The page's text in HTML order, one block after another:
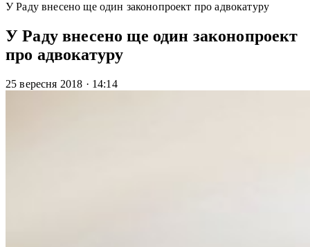
У Раду внесено ще один законопроект про адвокатуру
У Раду внесено ще один законопроект
про адвокатуру
25 вересня 2018 · 14:14